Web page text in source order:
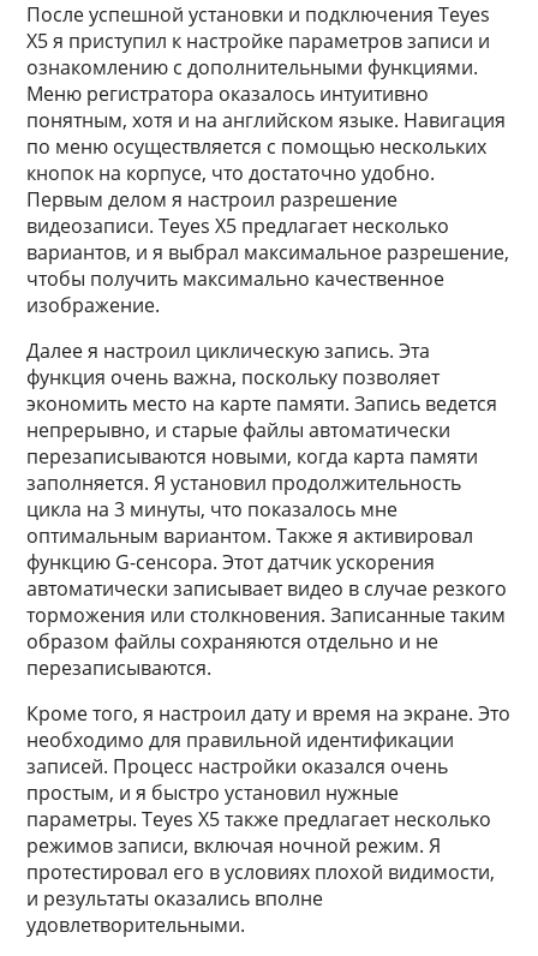
После успешной установки и подключения Teyes
X5 я приступил к настройке параметров записи и
ознакомлению с дополнительными функциями.
Меню регистратора оказалось интуитивно
понятным, хотя и на английском языке. Навигация
по меню осуществляется с помощью нескольких
кнопок на корпусе, что достаточно удобно.
Первым делом я настроил разрешение
видеозаписи. Teyes X5 предлагает несколько
вариантов, и я выбрал максимальное разрешение,
чтобы получить максимально качественное
изображение.
Далее я настроил циклическую запись. Эта
функция очень важна, поскольку позволяет
экономить место на карте памяти. Запись ведется
непрерывно, и старые файлы автоматически
перезаписываются новыми, когда карта памяти
заполняется. Я установил продолжительность
цикла на 3 минуты, что показалось мне
оптимальным вариантом. Также я активировал
функцию G-сенсора. Этот датчик ускорения
автоматически записывает видео в случае резкого
торможения или столкновения. Записанные таким
образом файлы сохраняются отдельно и не
перезаписываются.
Кроме того, я настроил дату и время на экране. Это
необходимо для правильной идентификации
записей. Процесс настройки оказался очень
простым, и я быстро установил нужные
параметры. Teyes X5 также предлагает несколько
режимов записи, включая ночной режим. Я
протестировал его в условиях плохой видимости,
и результаты оказались вполне
удовлетворительными.